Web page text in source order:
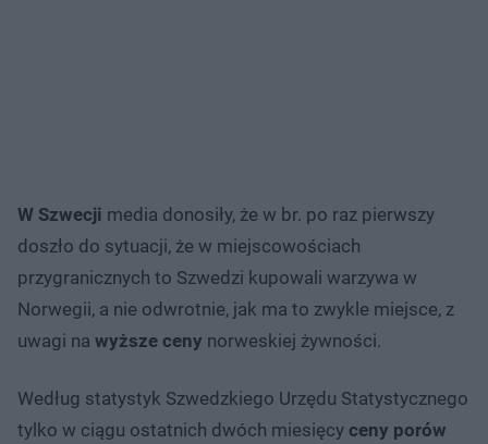
W Szwecji media donosiły, że w br. po raz pierwszy
doszło do sytuacji, że w miejscowościach
przygranicznych to Szwedzi kupowali warzywa w
Norwegii, a nie odwrotnie, jak ma to zwykle miejsce, z
uwagi na wyższe ceny norweskiej żywności.
Według statystyk Szwedzkiego Urzędu Statystycznego
tylko w ciągu ostatnich dwóch miesięcy ceny porów